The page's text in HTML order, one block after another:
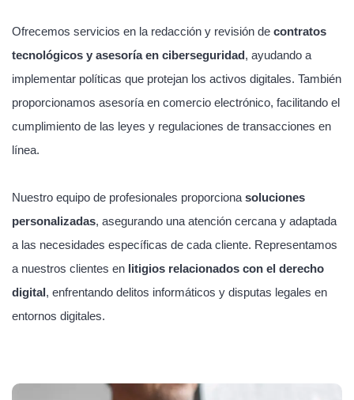
Ofrecemos servicios en la redacción y revisión de contratos
tecnológicos y asesoría en ciberseguridad, ayudando a
implementar políticas que protejan los activos digitales. También
proporcionamos asesoría en comercio electrónico, facilitando el
cumplimiento de las leyes y regulaciones de transacciones en
línea.
Nuestro equipo de profesionales proporciona soluciones
personalizadas, asegurando una atención cercana y adaptada
a las necesidades específicas de cada cliente. Representamos
a nuestros clientes en litigios relacionados con el derecho
digital, enfrentando delitos informáticos y disputas legales en
entornos digitales.